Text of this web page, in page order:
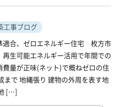
工事ブログ
適合、ゼロエネルギー住宅 枚方市
再生可能エネルギー活用で年間での
費量が正味(ネット)で概ねゼロの住
まで 地縄張り 建物の外周を表す地
[…]